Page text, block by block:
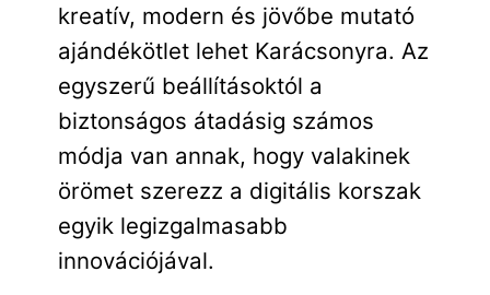
kreatív, modern és jövőbe mutató
ajándékötlet lehet Karácsonyra. Az
egyszerű beállításoktól a
biztonságos átadásig számos
módja van annak, hogy valakinek
örömet szerezz a digitális korszak
egyik legizgalmasabb
innovációjával.